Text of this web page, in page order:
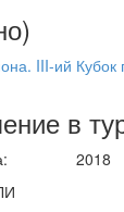
III-ий
в
2018